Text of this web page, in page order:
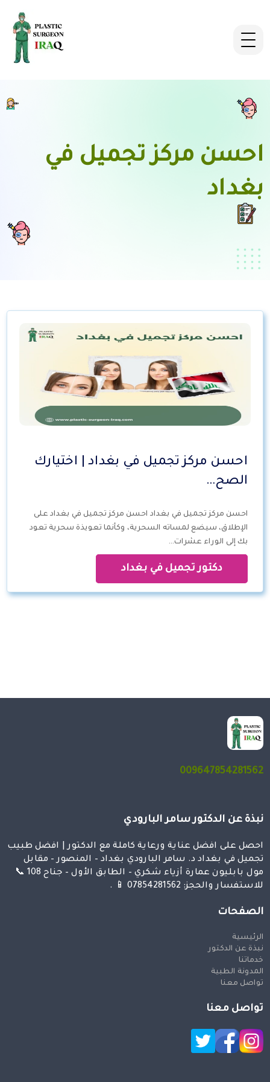
احسن مركز تجميل في
بغداد
احسن مركز تجميل في بغداد | اختيارك
الصح…
احسن مركز تجميل في بغداد احسن مركز تجميل في بغداد على
الإطلاق، سيضع لمساته السحرية، وكأنما تعويذة سحرية تعود
بك إلى الوراء عشرات…
دكتور تجميل في بغداد
009647854281562
نبذة عن الدكتور سامر البارودي
احصل على افضل عناية ورعاية كاملة مع الدكتور | افضل طبيب
تجميل في بغداد د. سامر البارودي بغداد – المنصور – مقابل
مول بابليون عمارة أزياء شكري – الطابق الأول – جناح 108 📞
للاستفسار والحجز: 07854281562 📱 .
الصفحات
الرئيسية
نبذة عن الدكتور
خدماتنا
المدونة الطبية
تواصل معنا
تواصل معنا